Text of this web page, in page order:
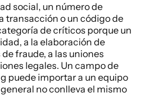
social, un número de
transacción o un código de
de críticos porque un
a la elaboración de
fraude, a las uniones
legales. Un campo de
puede importar a un equipo
no conlleva el mismo